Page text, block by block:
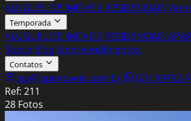
ALUGUEL DE IMÓVEIS RESIDENCIAIS Ver
Temporada
ALUGUEL DE IMÓVEIS RESIDENCIAIS
Sobre Blog Empreendimentos
Contatos
lsp@lspimoveis.com.br (51)
Ref: 211
28 Fotos